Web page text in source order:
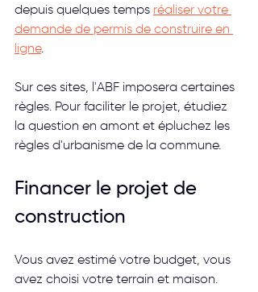
depuis quelques temps réaliser votre
demande de permis de construire en
ligne.
Sur ces sites, l'ABF imposera certaines
règles. Pour faciliter le projet, étudiez
la question en amont et épluchez les
règles d'urbanisme de la commune.
Financer le projet de
construction
Vous avez estimé votre budget, vous
avez choisi votre terrain et maison.